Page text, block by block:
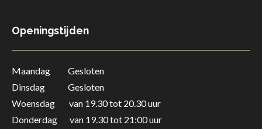
Openingstijden
Maandag Gesloten
Dinsdag Gesloten
Woensdag van 19.30 tot 20.30 uur
Donderdag van 19.30 tot 21:00 uur